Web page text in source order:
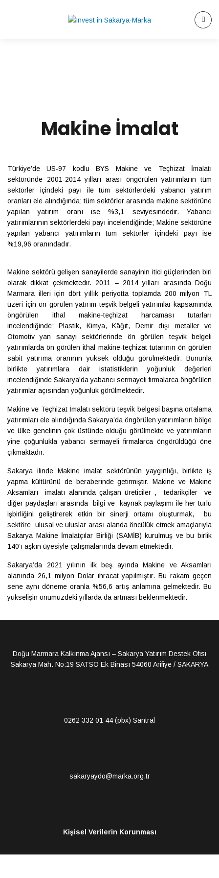
Makine İmalat
Türkiye’de US-97 kodlu BYS Makine ve Teçhizat İmalatı
sektöründe 2001-2014 yılları arası öngörülen yatırımların tüm
sektörler içindeki payı ile tüm sektörlerdeki yabancı yatırım
oranları ele alındığında; tüm sektörler arasında makine sektörüne
yapılan yatırım oranı ise %3,1 seviyesindedir. Yabancı
yatırımlarının sektörlerdeki payı incelendiğinde; Makine sektörüne
yapılan yabancı yatırımların tüm sektörler içindeki payı ise
%19,96 oranındadır.
Makine sektörü gelişen sanayilerde sanayinin itici güçlerinden biri
olarak dikkat çekmektedir. 2011 – 2014 yılları arasında Doğu
Marmara illeri için dört yıllık periyotta toplamda 200 milyon TL
üzeri için ön görülen yatırım teşvik belgeli yatırımlar kapsamında
öngörülen ithal makine-teçhizat harcaması tutarları
incelendiğinde; Plastik, Kimya, Kâğıt, Demir dışı metaller ve
Otomotiv yan sanayi sektörlerinde ön görülen teşvik belgeli
yatırımlarda ön görülen ithal makine-teçhizat tutarının ön görülen
sabit yatırıma oranının yüksek olduğu görülmektedir. Bununla
birlikte yatırımlara dair istatistiklerin yoğunluk değerleri
incelendiğinde Sakarya’da yabancı sermayeli firmalarca öngörülen
yatırımlar açısından yoğunluk görülmektedir.
Makine ve Teçhizat İmalatı sektörü teşvik belgesi başına ortalama
yatırımları ele alındığında Sakarya’da öngörülen yatırımların bölge
ve ülke genelinin çok üstünde olduğu görülmekte ve yatırımların
yine çoğunlukla yabancı sermayeli firmalarca öngörüldüğü öne
çıkmaktadır.
Sakarya ilinde Makine imalat sektörünün yaygınlığı, birlikte iş
yapma kültürünü de beraberinde getirmiştir. Makine ve Makine
Aksamları
imalatı alanında çalışan üreticiler , tedarikçiler
ve
diğer paydaşları arasında
bilgi ve
kaynak paylaşımı ile her türlü
işbirliğini geliştirerek etkin bir sinerji ortamı oluşturmak,
bu
sektöre ulusal ve uluslar arası alanda öncülük etmek amaçlarıyla
Sakarya Makine İmalatçılar Birliği (SAMİB) kurulmuş ve bu birlik
140’ı aşkın üyesiyle çalışmalarında devam etmektedir.
Sakarya’da 2021 yılının ilk beş ayında Makine ve Aksamları
alanında 26,1 milyon Dolar ihracat yapılmıştır. Bu rakam geçen
sene aynı döneme oranla %56,6 artış anlamına gelmektedir. Bu
yükselişin önümüzdeki yıllarda da artması beklenmektedir.
Doğu Marmara Kalkınma Ajansı – Sakarya Yatırım Destek Ofisi
Sakarya Mah. No:19 SATSO Ek Binası 54060 Arifiye / SAKARYA
0262 332 01 44 (pbx) Santral
sakaryaydo@marka.org.tr
Kişisel Verilerin Korunması